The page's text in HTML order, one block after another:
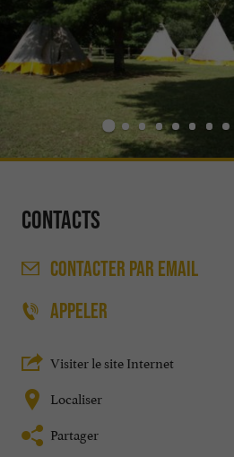
Contacts
CONTACTER PAR EMAIL
APPELER
Visiter le site Internet
Localiser
Partager